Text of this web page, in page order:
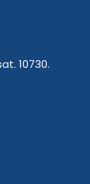
10730.